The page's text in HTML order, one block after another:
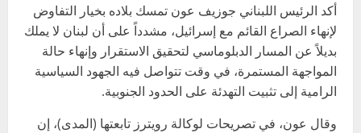
أكد الرئيس اللبناني جوزيف عون تمسك بلاده بخيار التفاوض
لإنهاء الصراع القائم مع إسرائيل، مشدداً على أن لبنان لا يملك
بديلاً عن المسار الدبلوماسي لتحقيق الاستقرار وإنهاء حالة
المواجهة المستمرة، في وقت تتواصل فيه الجهود السياسية
الرامية إلى تثبيت التهدئة على الحدود الجنوبية.
وقال عون، في تصريحات لوكالة رويترز تابعتها (المدى)، إن